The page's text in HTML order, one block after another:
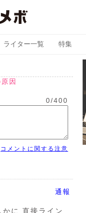
ライター一覧 特集
因
0/400
コメントに関する注意
通報
に 直接ライン